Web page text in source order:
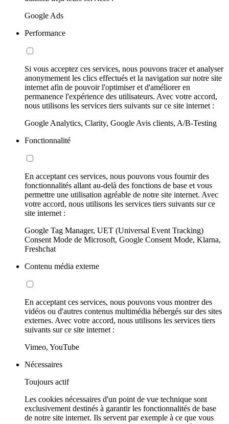
Google Ads
Performance
Si vous acceptez ces services, nous pouvons tracer et analyser
anonymement les clics effectués et la navigation sur notre site
internet afin de pouvoir l'optimiser et d'améliorer en
permanence l'expérience des utilisateurs. Avec votre accord,
nous utilisons les services tiers suivants sur ce site internet :
Google Analytics, Clarity, Google Avis clients, A/B-Testing
Fonctionnalité
En acceptant ces services, nous pouvons vous fournir des
fonctionnalités allant au-delà des fonctions de base et vous
permettre une utilisation agréable de notre site internet. Avec
votre accord, nous utilisons les services tiers suivants sur ce
site internet :
Google Tag Manager, UET (Universal Event Tracking)
Consent Mode de Microsoft, Google Consent Mode, Klarna,
Freshchat
Contenu média externe
En acceptant ces services, nous pouvons vous montrer des
vidéos ou d'autres contenus multimédia hébergés sur des sites
externes. Avec votre accord, nous utilisons les services tiers
suivants sur ce site internet :
Vimeo, YouTube
Nécessaires
Toujours actif
Les cookies nécessaires d'un point de vue technique sont
exclusivement destinés à garantir les fonctionnalités de base
de notre site internet. Ils servent par exemple à ce que vous